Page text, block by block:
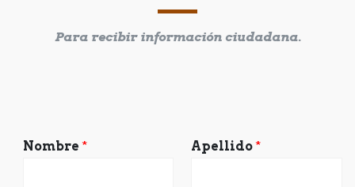
Para recibir información ciudadana.
Nombre * Apellido *